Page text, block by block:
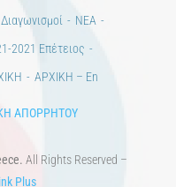
Διαγωνισμοί
ΝΕΑ
2021 Επέτειος
ΑΡΧΙΚΗ – En
ΑΠΟΡΡΗΤΟΥ
All Rights Reserved –
Plus